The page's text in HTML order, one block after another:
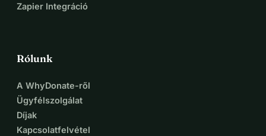
Zapier Integráció
Rólunk
A WhyDonate-ről
Ügyfélszolgálat
Díjak
Kapcsolatfelvétel